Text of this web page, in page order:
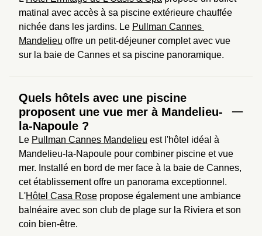
matinal avec accès à sa piscine extérieure chauffée
nichée dans les jardins. Le Pullman Cannes
Mandelieu offre un petit-déjeuner complet avec vue
sur la baie de Cannes et sa piscine panoramique.
Quels hôtels avec une piscine
proposent une vue mer à Mandelieu-
la-Napoule ?
Le Pullman Cannes Mandelieu est l'hôtel idéal à
Mandelieu-la-Napoule pour combiner piscine et vue
mer. Installé en bord de mer face à la baie de Cannes,
cet établissement offre un panorama exceptionnel.
L'Hôtel Casa Rose propose également une ambiance
balnéaire avec son club de plage sur la Riviera et son
coin bien-être.